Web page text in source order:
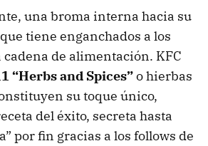
una broma interna hacia su
tiene enganchados a los
cadena de alimentación. KFC
“Herbs and Spices”o hierbas
su toque único,
del éxito, secreta hasta
por fin gracias a los follows de